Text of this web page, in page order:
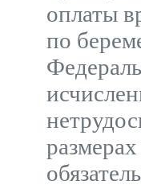
оплаты
по